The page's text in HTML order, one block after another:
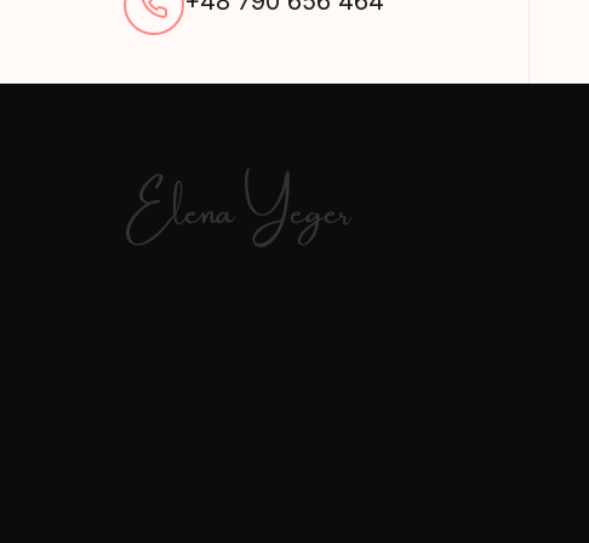
Elena Yeger